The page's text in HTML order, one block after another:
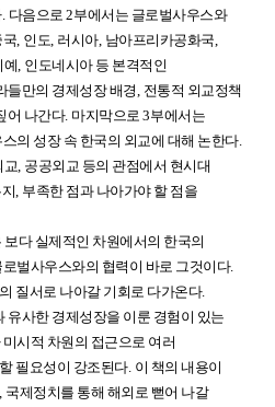
. 다음으로2부에서는 글로벌사우스와
국, 인도, 러시아, 남아프리카공화국,
예, 인도네시아 등 본격적인
들만의 경제성장 배경, 전통적 외교정책
어 나간다. 마지막으로3부에서는
의 성장 속 한국의 외교에 대해 논한다.
교, 공공외교 등의 관점에서 현시대
, 부족한 점과 나아가야 할 점을
다 실제적인 차원에서의 한국의
로벌사우스와의 협력이 바로 그것이다.
질서로 나아갈 기회로 다가온다.
유사한 경제성장을 이룬 경험이 있는
시적 차원의 접근으로 여러
필요성이 강조된다. 이 책의 내용이
, 국제정치를 통해 해외로 뻗어 나갈